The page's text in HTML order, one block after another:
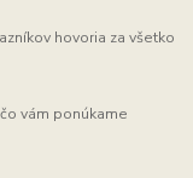
hovoria za všetko
vám ponúkame